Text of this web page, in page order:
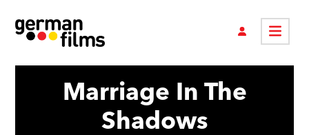
Marriage In The
Shadows